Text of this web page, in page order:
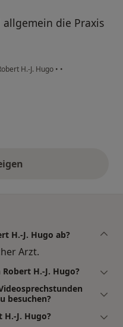
die Praxis
H.-J. Hugo • •
Stellungnahmen
H.-J. Hugo ab?
Arzt.
H.-J. Hugo?
besuchen?
H.-J. Hugo?